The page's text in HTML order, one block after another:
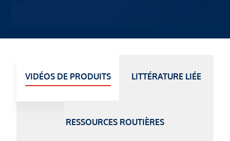
VIDÉOS DE PRODUITS LITTÉRATURE LIÉE
RESSOURCES ROUTIÈRES